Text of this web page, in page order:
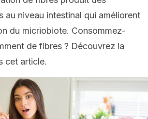
au niveau intestinal qui améliorent
du micriobiote. Consommez-
de fibres ? Découvrez la
cet article.